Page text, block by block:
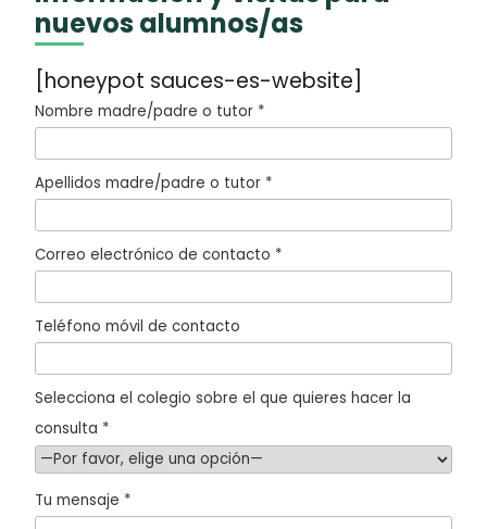
nuevos alumnos/as
[honeypot sauces-es-website]
Nombre madre/padre o tutor *
Apellidos madre/padre o tutor *
Correo electrónico de contacto *
Teléfono móvil de contacto
Selecciona el colegio sobre el que quieres hacer la
consulta *
Tu mensaje *